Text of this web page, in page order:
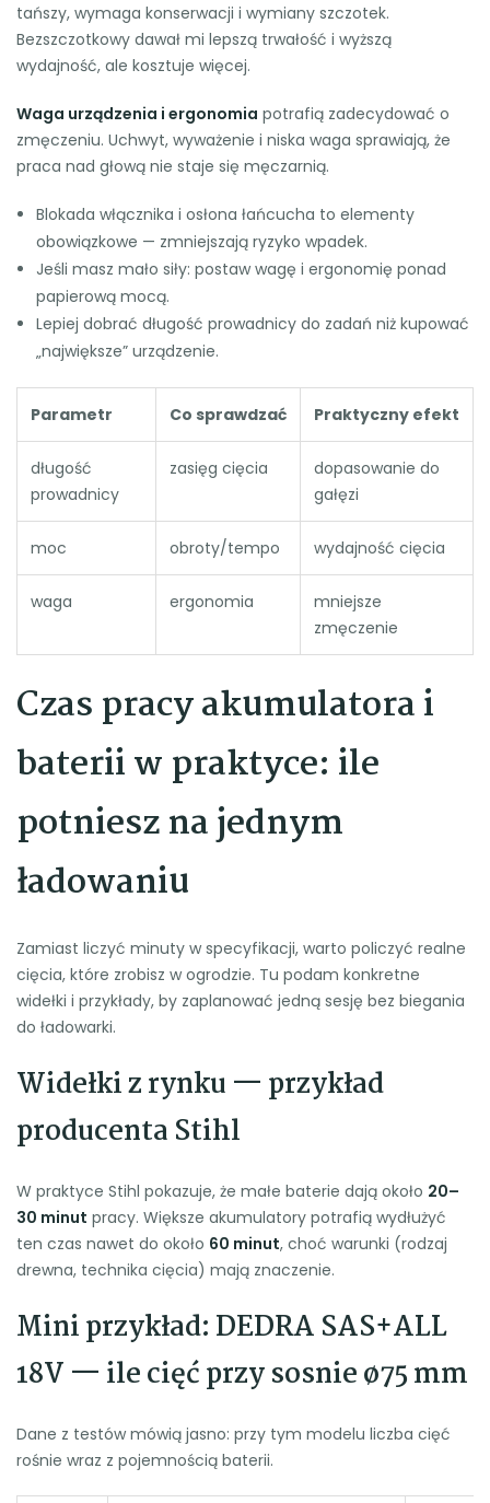
tańszy, wymaga konserwacji i wymiany szczotek.
Bezszczotkowy dawał mi lepszą trwałość i wyższą
wydajność, ale kosztuje więcej.
Waga urządzenia i ergonomia potrafią zadecydować o
zmęczeniu. Uchwyt, wyważenie i niska waga sprawiają, że
praca nad głową nie staje się męczarnią.
Blokada włącznika i osłona łańcucha to elementy
obowiązkowe — zmniejszają ryzyko wpadek.
Jeśli masz mało siły: postaw wagę i ergonomię ponad
papierową mocą.
Lepiej dobrać długość prowadnicy do zadań niż kupować
„największe” urządzenie.
Parametr Co sprawdzać Praktyczny efekt
długość
prowadnicy
zasięg cięcia
dopasowanie do
gałęzi
moc obroty/tempo wydajność cięcia
waga ergonomia
mniejsze
zmęczenie
Czas pracy akumulatora i
baterii w praktyce: ile
potniesz na jednym
ładowaniu
Zamiast liczyć minuty w specyfikacji, warto policzyć realne
cięcia, które zrobisz w ogrodzie. Tu podam konkretne
widełki i przykłady, by zaplanować jedną sesję bez biegania
do ładowarki.
Widełki z rynku — przykład
producenta Stihl
W praktyce Stihl pokazuje, że małe baterie dają około 20–
30 minut pracy. Większe akumulatory potrafią wydłużyć
ten czas nawet do około 60 minut, choć warunki (rodzaj
drewna, technika cięcia) mają znaczenie.
Mini przykład: DEDRA SAS+ALL
18V — ile cięć przy sosnie ø75 mm
Dane z testów mówią jasno: przy tym modelu liczba cięć
rośnie wraz z pojemnością baterii.